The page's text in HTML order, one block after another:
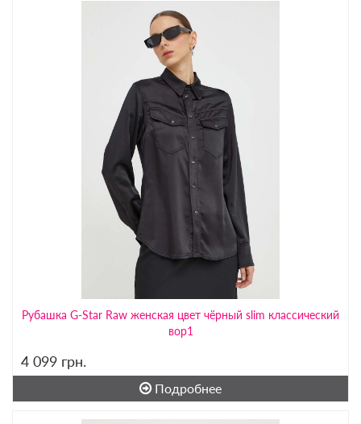
Рубашка G-Star Raw женская цвет чёрный slim классический
вор1
4 099 грн.
Подробнее